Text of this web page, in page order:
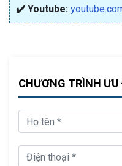
✔️ Youtube:
CHƯƠNG TRÌNH